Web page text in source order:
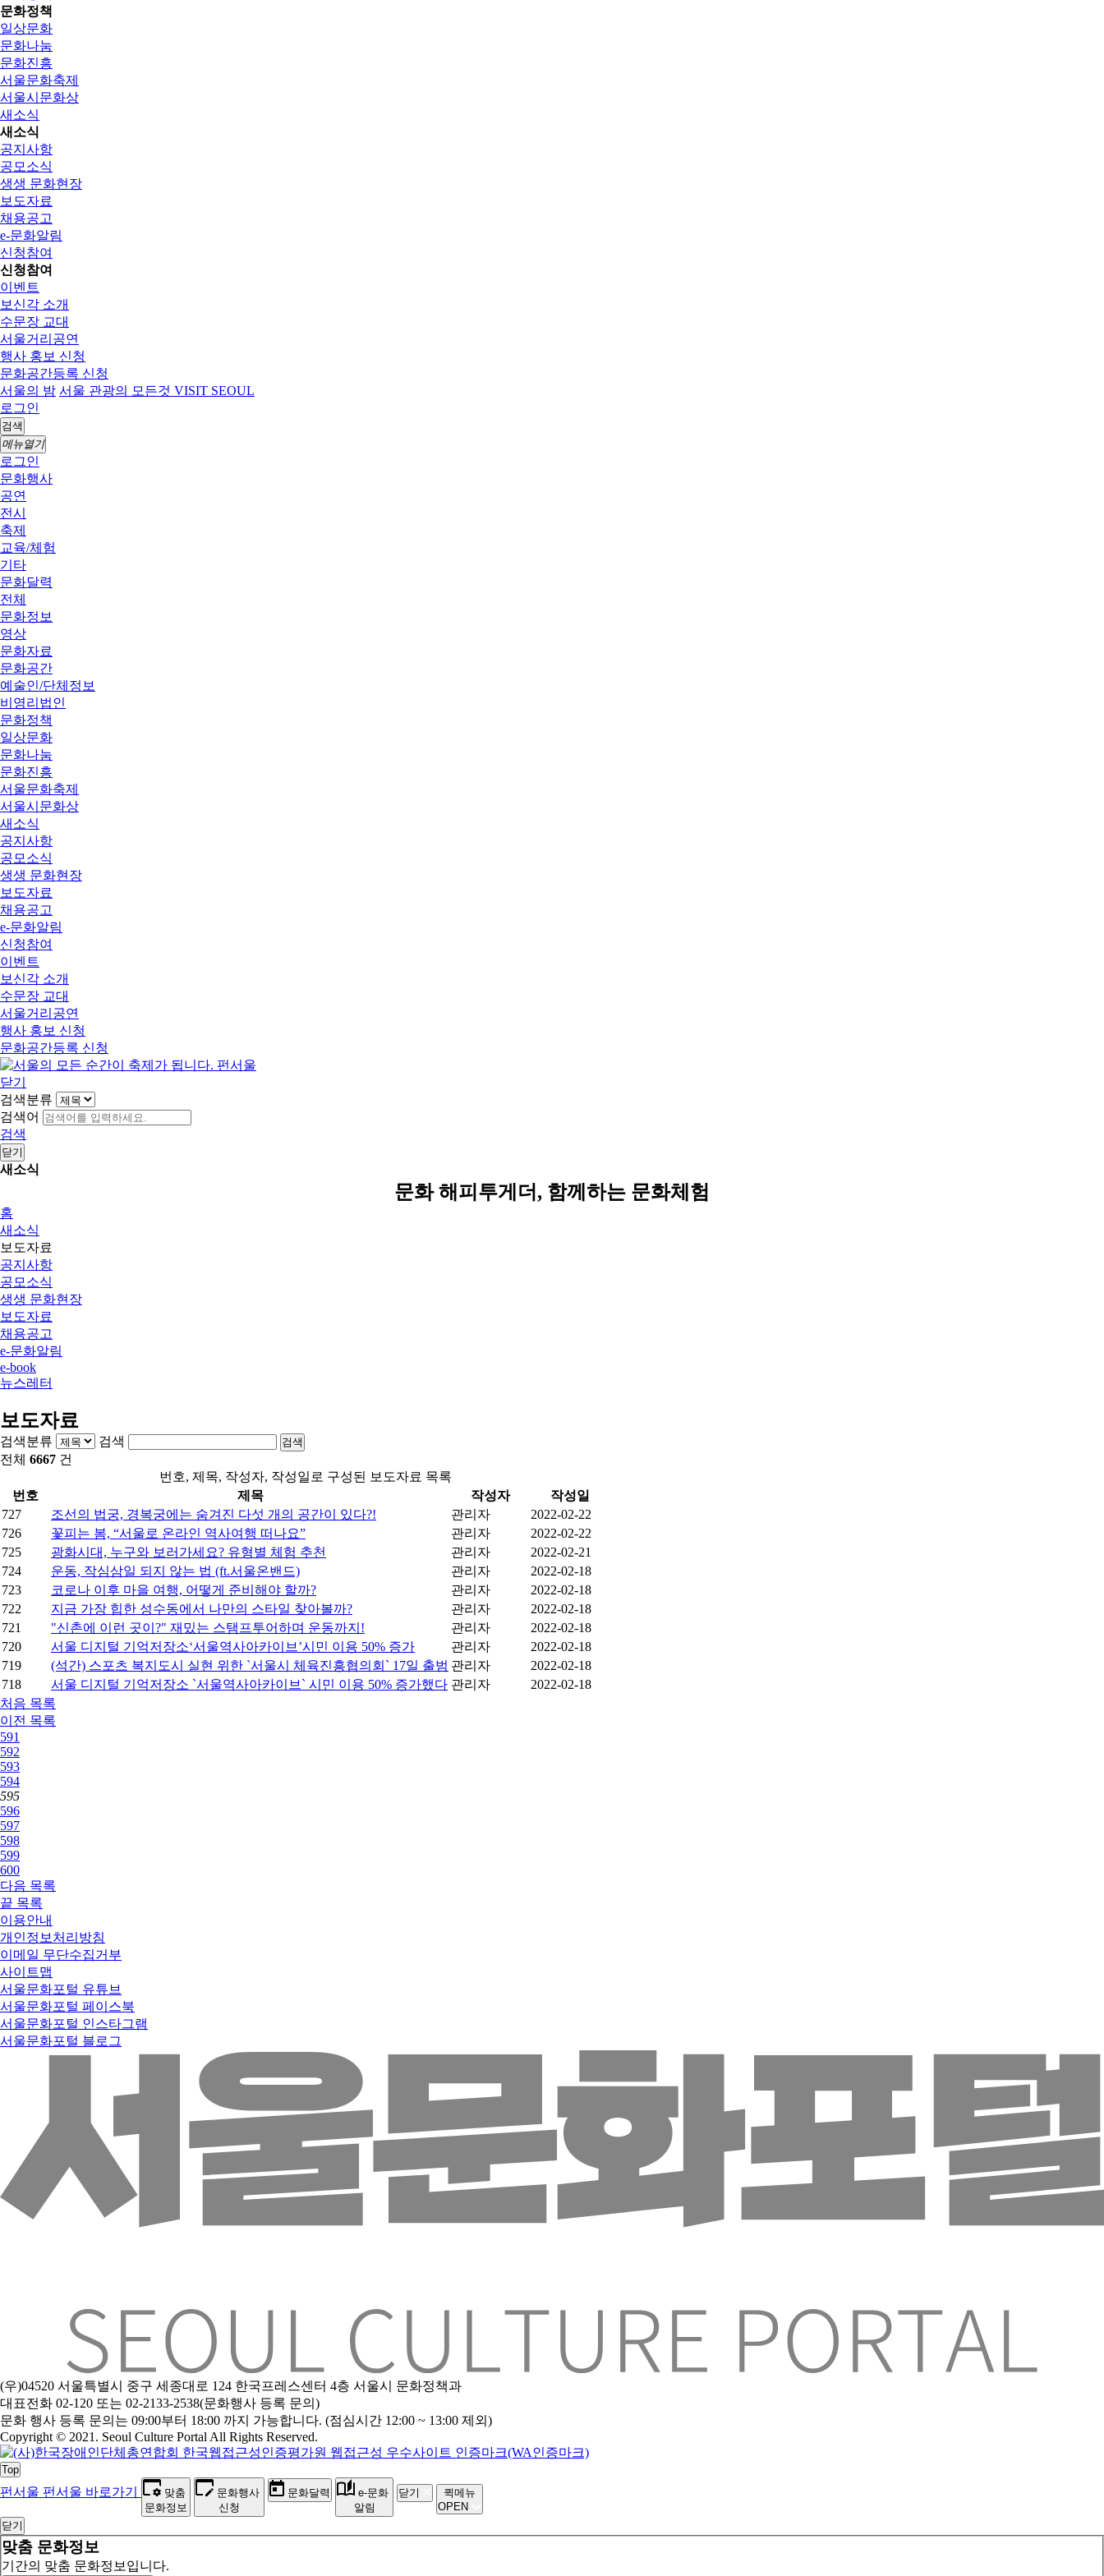
문화정책
일상문화
문화나눔
문화진흥
서울문화축제
서울시문화상
새소식
새소식
공지사항
공모소식
생생 문화현장
보도자료
채용공고
e-문화알림
신청참여
신청참여
이벤트
보신각 소개
수문장 교대
서울거리공연
행사 홍보 신청
문화공간등록 신청
서울의 밤 서울 관광의 모든것 VISIT SEOUL
로그인
검색
메뉴열기
로그인
문화행사
공연
전시
축제
교육/체험
기타
문화달력
전체
문화정보
영상
문화자료
문화공간
예술인/단체정보
비영리법인
문화정책
일상문화
문화나눔
문화진흥
서울문화축제
서울시문화상
새소식
공지사항
공모소식
생생 문화현장
보도자료
채용공고
e-문화알림
신청참여
이벤트
보신각 소개
수문장 교대
서울거리공연
행사 홍보 신청
문화공간등록 신청
닫기
검색분류
검색어
검색
닫기
새소식
문화 해피투게더, 함께하는 문화체험
홈
새소식
보도자료
공지사항
공모소식
생생 문화현장
보도자료
채용공고
e-문화알림
e-book
뉴스레터
보도자료
검색분류 검색 검색
전체 6667 건
번호, 제목, 작성자, 작성일로 구성된 보도자료 목록
번호
제목 작성자
작성일
727
조선의 법궁, 경복궁에는 숨겨진 다섯 개의 공간이 있다?! 관리자
2022-02-22
726
꽃피는 봄, “서울로 온라인 역사여행 떠나요” 관리자
2022-02-22
725
광화시대, 누구와 보러가세요? 유형별 체험 추천 관리자
2022-02-21
724
운동, 작심삼일 되지 않는 법 (ft.서울온밴드) 관리자
2022-02-18
723
코로나 이후 마을 여행, 어떻게 준비해야 할까? 관리자
2022-02-18
722
지금 가장 힙한 성수동에서 나만의 스타일 찾아볼까? 관리자
2022-02-18
721
"신촌에 이런 곳이?" 재밌는 스탬프투어하며 운동까지! 관리자
2022-02-18
720
서울 디지털 기억저장소‘서울역사아카이브’시민 이용 50% 증가 관리자
2022-02-18
719
(석간) 스포츠 복지도시 실현 위한 `서울시 체육진흥협의회` 17일 출범 관리자
2022-02-18
718
서울 디지털 기억저장소 `서울역사아카이브` 시민 이용 50% 증가했다 관리자
2022-02-18
처음 목록
이전 목록
591
592
593
594
595
596
597
598
599
600
다음 목록
끝 목록
이용안내
개인정보처리방침
이메일 무단수집거부
사이트맵
서울문화포털 유튜브
서울문화포털 페이스북
서울문화포털 인스타그램
서울문화포털 블로그
(우)04520 서울특별시 중구 세종대로 124 한국프레스센터 4층 서울시 문화정책과
대표전화 02-120 또는 02-2133-2538(문화행사 등록 문의)
문화 행사 등록 문의는 09:00부터 18:00 까지 가능합니다. (점심시간 12:00 ~ 13:00 제외)
Copyright © 2021. Seoul Culture Portal All Rights Reserved.
Top
펀서울 펀서울 바로가기
맞춤
문화정보
문화행사
신청
문화달력
e-문화
알림
닫기
퀵메뉴
OPEN
닫기
맞춤 문화정보
기간의 맞춤 문화정보입니다.